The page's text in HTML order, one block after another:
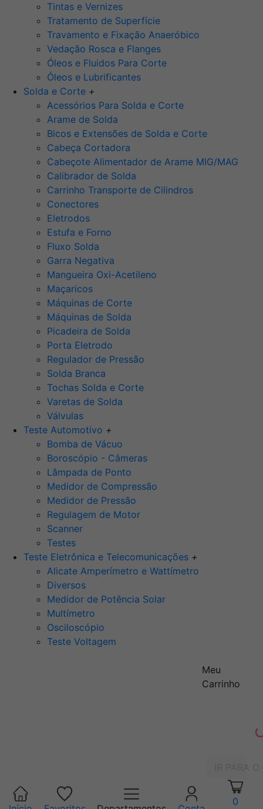
Tintas e Vernizes
Tratamento de Superfície
Travamento e Fixação Anaeróbico
Vedação Rosca e Flanges
Óleos e Fluidos Para Corte
Óleos e Lubrificantes
Solda e Corte +
Acessórios Para Solda e Corte
Arame de Solda
Bicos e Extensões de Solda e Corte
Cabeça Cortadora
Cabeçote Alimentador de Arame MIG/MAG
Calibrador de Solda
Carrinho Transporte de Cilindros
Conectores
Eletrodos
Estufa e Forno
Fluxo Solda
Garra Negativa
Mangueira Oxi-Acetileno
Maçaricos
Máquinas de Corte
Máquinas de Solda
Picadeira de Solda
Porta Eletrodo
Regulador de Pressão
Solda Branca
Tochas Solda e Corte
Varetas de Solda
Válvulas
Teste Automotivo +
Bomba de Vácuo
Boroscópio - Câmeras
Lâmpada de Ponto
Medidor de Compressão
Medidor de Pressão
Regulagem de Motor
Scanner
Testes
Teste Eletrônica e Telecomunicações +
Alicate Amperímetro e Wattímetro
Diversos
Medidor de Potência Solar
Multímetro
Osciloscópio
Teste Voltagem
Meu
Carrinho
0